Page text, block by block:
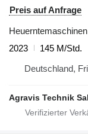
Preis auf Anfrage
2023
145 M/Std.
Deutschland,
Agravis Technik